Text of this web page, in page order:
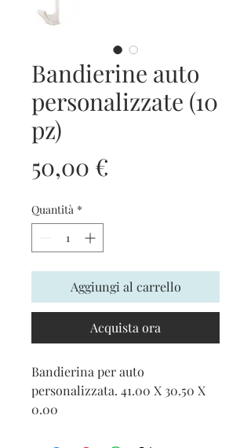
Bandierine auto
personalizzate (10
pz)
50,00 €
Quantità *
Aggiungi al carrello
Acquista ora
Bandierina per auto
personalizzata. 41.00 X 30.50 X
0.00